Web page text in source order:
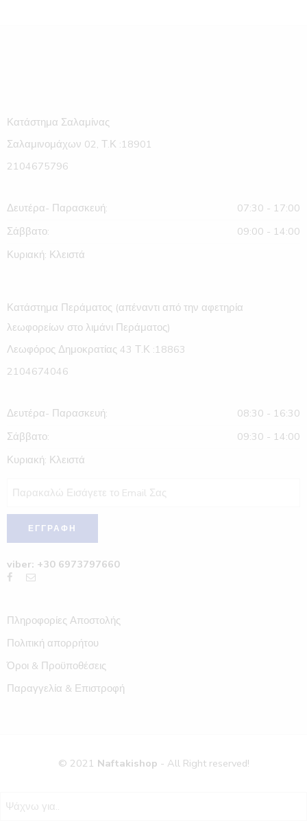
Κατάστημα Σαλαμίνας
Σαλαμινομάχων 02, Τ.Κ :18901
2104675796
Δευτέρα- Παρασκευή:
07:30 - 17:00
Σάββατο:
09:00 - 14:00
Κυριακή: Κλειστά
Κατάστημα Περάματος (απέναντι από την αφετηρία
λεωφορείων στο λιμάνι Περάματος)
Λεωφόρος Δημοκρατίας 43 Τ.Κ :18863
2104674046
Δευτέρα- Παρασκευή:
08:30 - 16:30
Σάββατο:
09:30 - 14:00
Κυριακή: Κλειστά
viber: +30 6973797660
Πληροφορίες Αποστολής
Πολιτική απορρήτου
Όροι & Προϋποθέσεις
Παραγγελία & Επιστροφή
© 2021 Naftakishop - All Right reserved!